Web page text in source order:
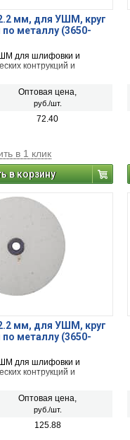
мм, для УШМ, круг
металлу (3650-
для шлифовки и
контрукций и
Оптовая цена,
руб./шт.
72.40
в 1 клик
в корзину
мм, для УШМ, круг
металлу (3650-
для шлифовки и
контрукций и
Оптовая цена,
руб./шт.
125.88